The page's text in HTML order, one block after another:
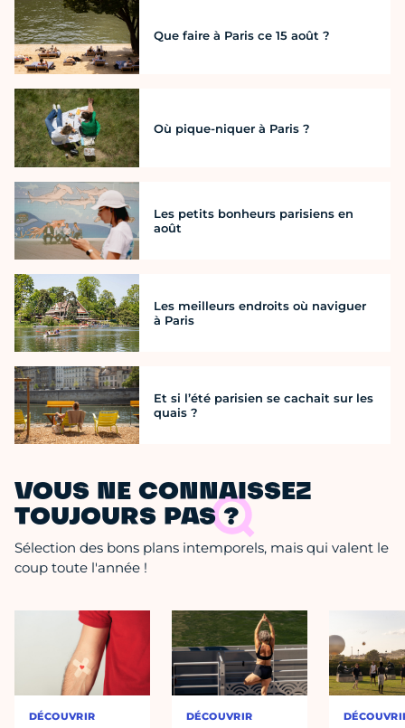
Que faire à Paris ce 15 août ?
Où pique-niquer à Paris ?
Les petits bonheurs parisiens en
août
Les meilleurs endroits où naviguer
à Paris
Et si l’été parisien se cachait sur les
quais ?
VOUS NE CONNAISSEZ
TOUJOURS PAS ?
Sélection des bons plans intemporels, mais qui valent le
coup toute l'année !
DÉCOUVRIR DÉCOUVRIR